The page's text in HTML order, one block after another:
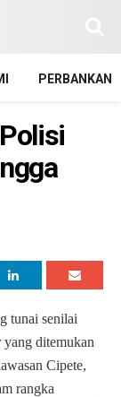
PERBANKAN
tunai senilai
yang ditemukan
Cipete,
rangka